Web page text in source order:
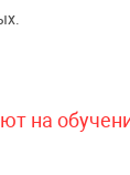
на